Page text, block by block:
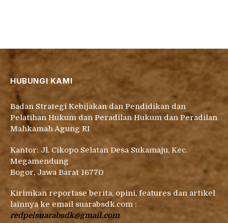
HUBUNGI KAMI
Badan Strategi Kebijakan dan Pendidikan dan
Pelatihan Hukum dan Peradilan Hukum dan Peradilan
Mahkamah Agung RI
Kantor: Jl. Cikopo Selatan Desa Sukamaju, Kec.
Megamendung
Bogor, Jawa Barat 16770
Kirimkan reportase berita, opini, features dan artikel
lainnya ke email suarabsdk.com :
redpelsuarabsdk@gmail.com